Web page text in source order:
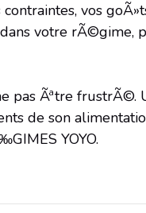
vos
votre rÃ©gime,
pas Ãªtre
de son
YOYO.